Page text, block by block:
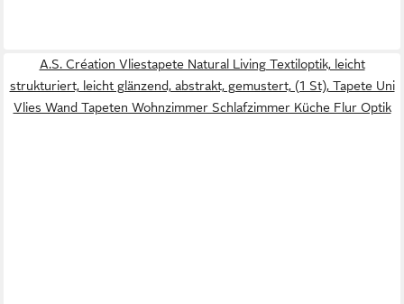
A.S. Création Vliestapete Natural Living Textiloptik, leicht
strukturiert, leicht glänzend, abstrakt, gemustert, (1 St), Tapete Uni
Vlies Wand Tapeten Wohnzimmer Schlafzimmer Küche Flur Optik